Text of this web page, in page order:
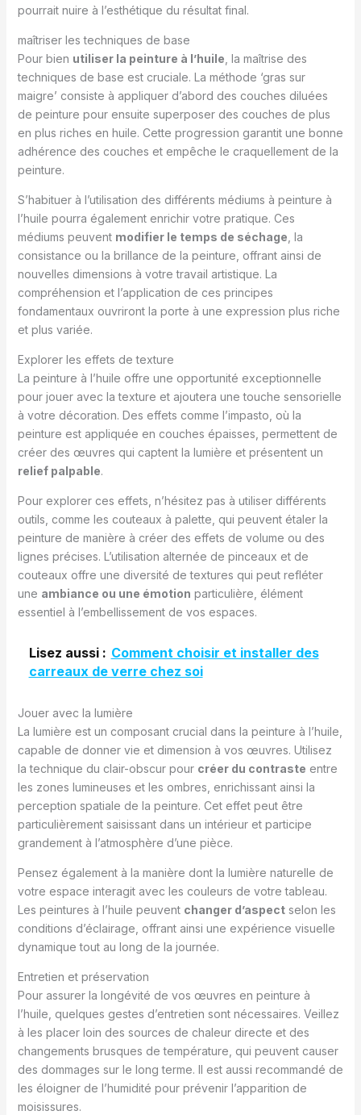
pourrait nuire à l’esthétique du résultat final.
maîtriser les techniques de base
Pour bien utiliser la peinture à l’huile , la maîtrise des
techniques de base est cruciale. La méthode ‘gras sur
maigre’ consiste à appliquer d’abord des couches diluées
de peinture pour ensuite superposer des couches de plus
en plus riches en huile. Cette progression garantit une bonne
adhérence des couches et empêche le craquellement de la
peinture.
S’habituer à l’utilisation des différents médiums à peinture à
l’huile pourra également enrichir votre pratique. Ces
médiums peuvent modifier le temps de séchage , la
consistance ou la brillance de la peinture, offrant ainsi de
nouvelles dimensions à votre travail artistique. La
compréhension et l’application de ces principes
fondamentaux ouvriront la porte à une expression plus riche
et plus variée.
Explorer les effets de texture
La peinture à l’huile offre une opportunité exceptionnelle
pour jouer avec la texture et ajoutera une touche sensorielle
à votre décoration. Des effets comme l’impasto, où la
peinture est appliquée en couches épaisses, permettent de
créer des œuvres qui captent la lumière et présentent un
relief palpable.
Pour explorer ces effets, n’hésitez pas à utiliser différents
outils, comme les couteaux à palette, qui peuvent étaler la
peinture de manière à créer des effets de volume ou des
lignes précises. L’utilisation alternée de pinceaux et de
couteaux offre une diversité de textures qui peut refléter
une ambiance ou une émotion particulière, élément
essentiel à l’embellissement de vos espaces.
Lisez aussi : Comment choisir et installer des
carreaux de verre chez soi
Jouer avec la lumière
La lumière est un composant crucial dans la peinture à l’huile,
capable de donner vie et dimension à vos œuvres. Utilisez
la technique du clair-obscur pour créer du contraste entre
les zones lumineuses et les ombres, enrichissant ainsi la
perception spatiale de la peinture. Cet effet peut être
particulièrement saisissant dans un intérieur et participe
grandement à l’atmosphère d’une pièce.
Pensez également à la manière dont la lumière naturelle de
votre espace interagit avec les couleurs de votre tableau.
Les peintures à l’huile peuvent changer d’aspectselon les
conditions d’éclairage, offrant ainsi une expérience visuelle
dynamique tout au long de la journée.
Entretien et préservation
Pour assurer la longévité de vos œuvres en peinture à
l’huile, quelques gestes d’entretien sont nécessaires. Veillez
à les placer loin des sources de chaleur directe et des
changements brusques de température, qui peuvent causer
des dommages sur le long terme. Il est aussi recommandé de
les éloigner de l’humidité pour prévenir l’apparition de
moisissures.